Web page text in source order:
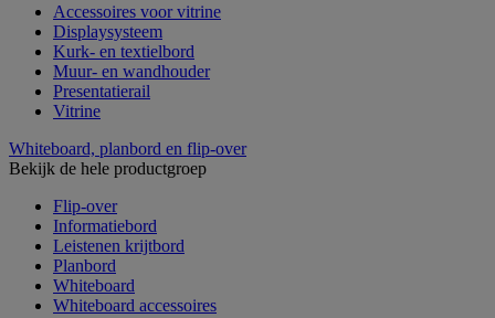
Accessoires voor vitrine
Displaysysteem
Kurk- en textielbord
Muur- en wandhouder
Presentatierail
Vitrine
Whiteboard, planbord en flip-over
Bekijk de hele productgroep
Flip-over
Informatiebord
Leistenen krijtbord
Planbord
Whiteboard
Whiteboard accessoires